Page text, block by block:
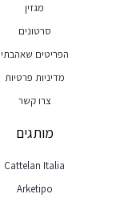
מגזין
סרטונים
הפריטים שאהבתי
מדיניות פרטיות
צרו קשר
מותגים
Cattelan Italia
Arketipo